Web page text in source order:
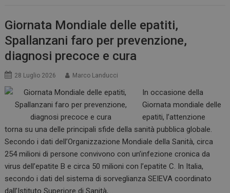
Giornata Mondiale delle epatiti,
Spallanzani faro per prevenzione,
diagnosi precoce e cura
28 Luglio 2026 Marco Landucci
In occasione della
Giornata mondiale delle
epatiti, l’attenzione
torna su una delle principali sfide della sanità pubblica globale.
Secondo i dati dell’Organizzazione Mondiale della Sanità, circa
254 milioni di persone convivono con un’infezione cronica da
virus dell’epatite B e circa 50 milioni con l’epatite C. In Italia,
secondo i dati del sistema di sorveglianza SEIEVA coordinato
dall’Istituto Superiore di Sanità,…